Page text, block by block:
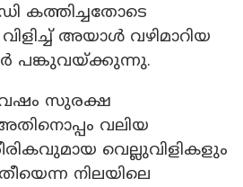
കത്തിച്ചതോടെ
അയാൾ വഴിമാറിയ
സുരക്ഷ
വലിയ
വെല്ലുവിളികളും
നിലയിലെ